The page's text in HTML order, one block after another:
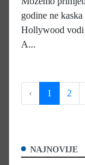
godine ne
Hollywood vodi
A...
‹ 1 2
NAJNOVIJE